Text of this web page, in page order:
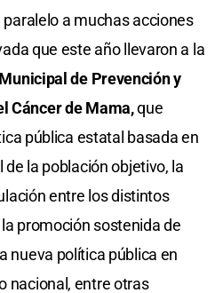
a muchas acciones
que este año llevaron a la
de Prevención y
Cáncer de Mama,que
pública estatal basada en
la población objetivo, la
entre los distintos
promoción sostenida de
nueva política pública en
nacional, entre otras